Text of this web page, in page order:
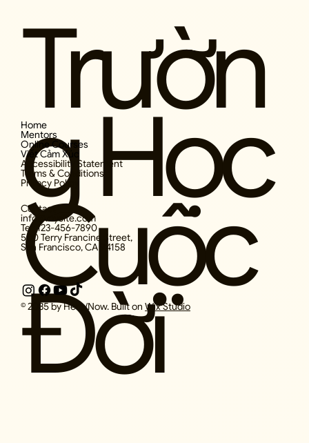
Motherfucker
Trườn
g Học
Cuộc
Đời
Home
Mentors
Online Courses
Viết Cảm Xúc
Accessibility Statement
Terms & Conditions
Privacy Policy
Contact
info@mysite.com
Tel: 123-456-7890
500 Terry Francine Street,
San Francisco, CA 94158
© 2035 by Here/Now. Built on Wix Studio